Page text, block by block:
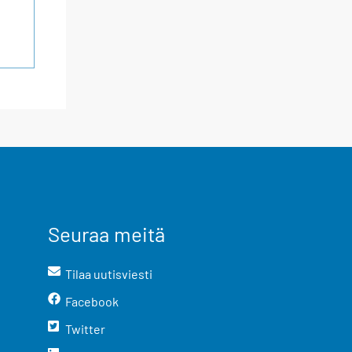
Seuraa meitä
Tilaa uutisviesti
Facebook
Twitter